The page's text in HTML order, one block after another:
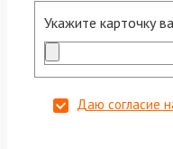
Укажите карточку
Даю согласие